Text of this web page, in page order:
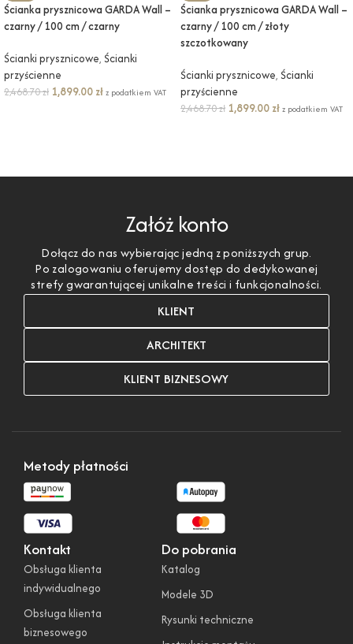
Ścianka prysznicowa GARDA Wall –
czarny / 100 cm / czarny
Ścianki prysznicowe, Ścianki
przyścienne
2,468.70zł 1,899.00 złz podatkiem VAT
Ścianka prysznicowa GARDA Wall –
czarny / 100 cm / złoty
szczotkowany
Ścianki prysznicowe, Ścianki
przyścienne
2,468.70zł 1,899.00 złz podatkiem VAT
Załóż konto
Dołącz do nas wybierając jedną z poniższych grup.
Po zalogowaniu oferujemy dostęp do dedykowanej
strefy gwarantującej unikalne treści i funkcjonalności.
KLIENT
ARCHITEKT
KLIENT BIZNESOWY
Kontakt
Obsługa klienta
indywidualnego
Obsługa klienta
biznesowego
Do pobrania
Katalog
Modele 3D
Rysunki techniczne
Metody płatności